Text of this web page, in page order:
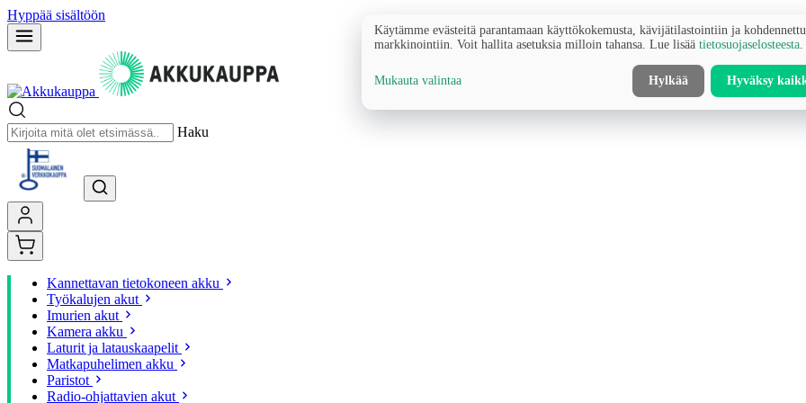
Hyppää sisältöön
Haku
Kannettavan tietokoneen akku
Työkalujen akut
Imurien akut
Kamera akku
Laturit ja latauskaapelit
Matkapuhelimen akku
Paristot
Radio-ohjattavien akut
Käytämme evästeitä parantamaan käyttökokemusta, kävijätilastointiin ja
markkinointiin. Voit hallita asetuksia milloin tahansa. Lue lisää tietosuojaselosteesta
Mukauta valintaa Hylkää Hyväksy